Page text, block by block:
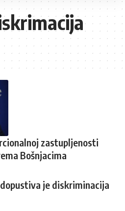
zastupljenosti
Bošnjacima
je diskriminacija